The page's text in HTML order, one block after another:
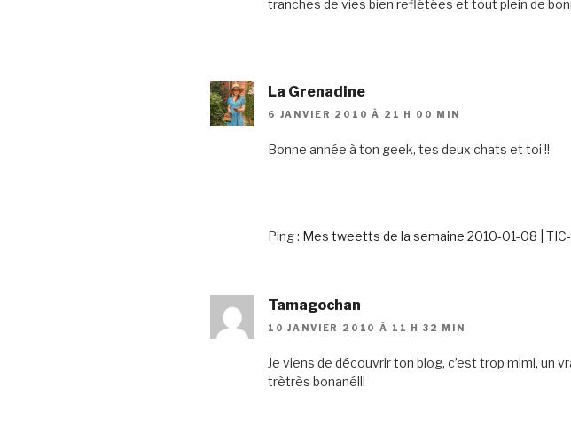
tranches de vies bien reflétées et tout plein de
La Grenadine
6 JANVIER 2010 À 21 H 00 MIN
Bonne année à ton geek, tes deux chats et toi !!
Ping : Mes tweetts de la semaine 2010-01-08 |
Tamagochan
10 JANVIER 2010 À 11 H 32 MIN
Je viens de découvrir ton blog, c’est trop mimi, un
trètrès bonané!!!